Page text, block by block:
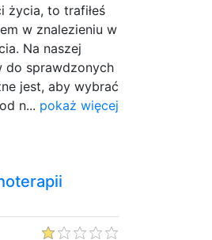
życia, to trafiłeś
w znalezieniu w
Na naszej
do sprawdzonych
jest, aby wybrać
n... pokaż więcej